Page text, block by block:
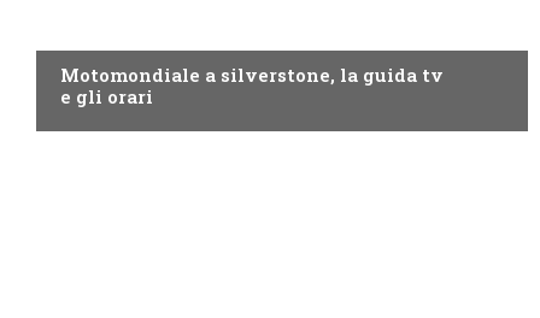
Motomondiale a silverstone, la guida tv
e gli orari